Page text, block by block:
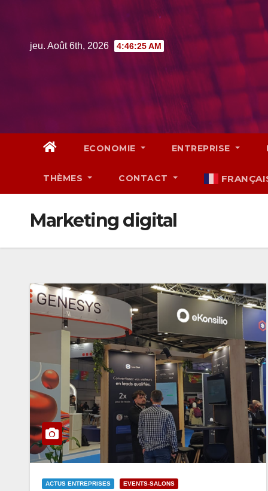
jeu. Août 6th, 2026 4:46:26 AM
ECONOMIE ENTREPRISE
THÈMES CONTACT
Marketing digital
ACTUS ENTREPRISES EVENTS-SALONS